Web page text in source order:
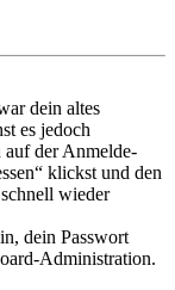
dein altes
es jedoch
auf der Anmelde-
klickst und den
wieder
dein Passwort
Administration.